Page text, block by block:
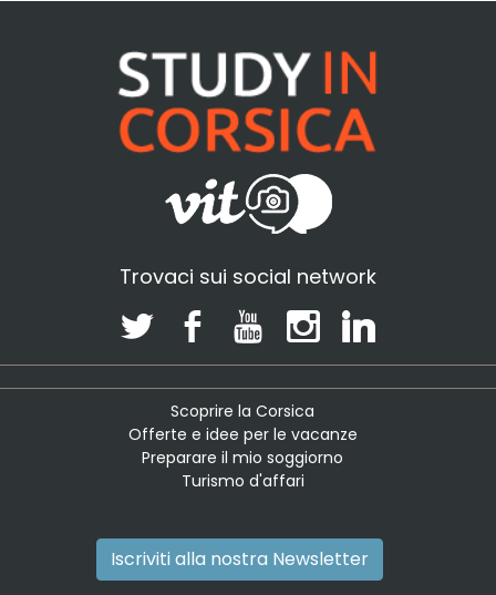
Trovaci sui social network
Scoprire la Corsica
Offerte e idee per le vacanze
Preparare il mio soggiorno
Turismo d'affari
Iscriviti alla nostra Newsletter